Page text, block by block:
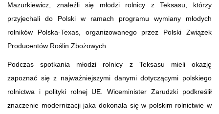
Mazurkiewicz, znaleźli się młodzi rolnicy z Teksasu, którzy
przyjechali do Polski w ramach programu wymiany młodych
rolników Polska-Texas, organizowanego przez Polski Związek
Producentów Roślin Zbożowych.
Podczas spotkania młodzi rolnicy z Teksasu mieli okazję
zapoznać się z najważniejszymi danymi dotyczącymi polskiego
rolnictwa i polityki rolnej UE. Wiceminister Zarudzki podkreślił
znaczenie modernizacji jaka dokonała się w polskim rolnictwie w